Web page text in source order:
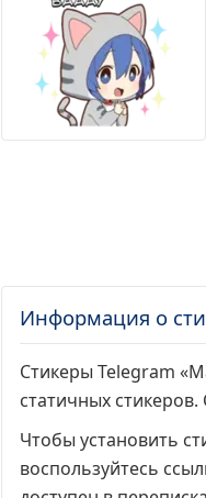
Информация о
Стикеры Telegram
статичных
Чтобы установить
воспользуйтесь